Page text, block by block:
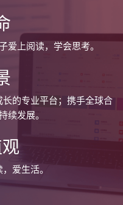
爱上阅读，学会思考。
的专业平台；携手全球合
续发展。
爱生活。